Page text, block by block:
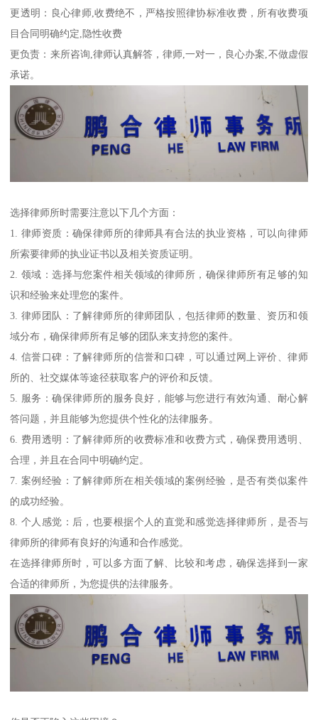
更透明：良心律师,收费绝不，严格按照律协标准收费，所有收费项
目合同明确约定,隐性收费
更负责：来所咨询,律师认真解答，律师,一对一，良心办案,不做虚假
承诺。
选择律师所时需要注意以下几个方面：
1. 律师资质：确保律师所的律师具有合法的执业资格，可以向律师
所索要律师的执业证书以及相关资质证明。
2. 领域：选择与您案件相关领域的律师所，确保律师所有足够的知
识和经验来处理您的案件。
3. 律师团队：了解律师所的律师团队，包括律师的数量、资历和领
域分布，确保律师所有足够的团队来支持您的案件。
4. 信誉口碑：了解律师所的信誉和口碑，可以通过网上评价、律师
所的、社交媒体等途径获取客户的评价和反馈。
5. 服务：确保律师所的服务良好，能够与您进行有效沟通、耐心解
答问题，并且能够为您提供个性化的法律服务。
6. 费用透明：了解律师所的收费标准和收费方式，确保费用透明、
合理，并且在合同中明确约定。
7. 案例经验：了解律师所在相关领域的案例经验，是否有类似案件
的成功经验。
8. 个人感觉：后，也要根据个人的直觉和感觉选择律师所，是否与
律师所的律师有良好的沟通和合作感觉。
在选择律师所时，可以多方面了解、比较和考虑，确保选择到一家
合适的律师所，为您提供的法律服务。